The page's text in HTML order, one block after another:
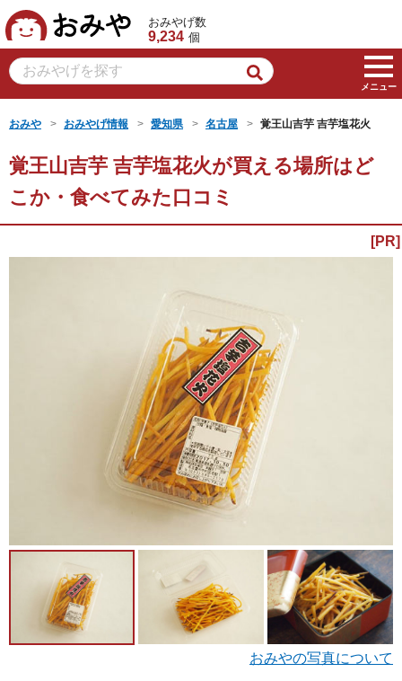
おみや
おみやげ数
9,234 個
メニュー
おみや おみやげ情報 愛知県 名古屋 覚王山吉芋 吉芋塩花火
覚王山吉芋 吉芋塩花火が買える場所はど
こか・食べてみた口コミ
おみやの写真について